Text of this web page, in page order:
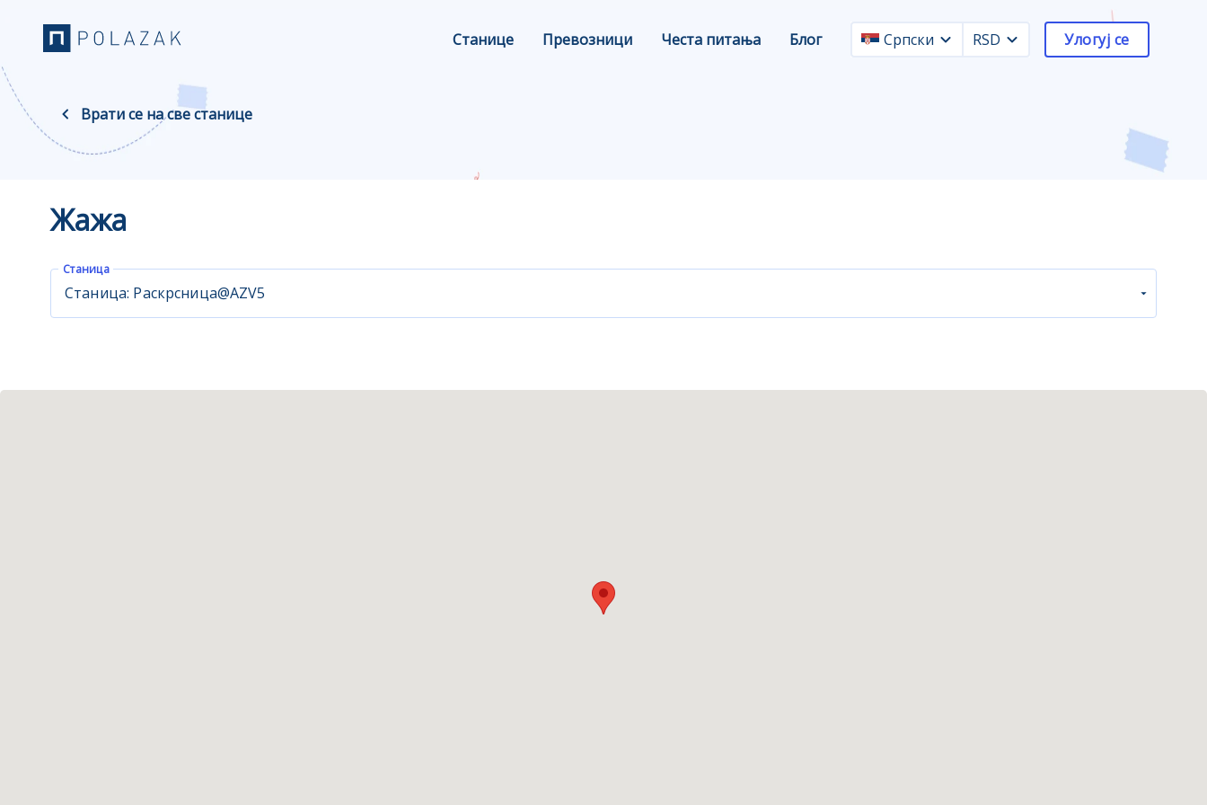
Станице Превозници Честа питања Блог Српски RSD Улогуј се
Врати се на све станице
Жажа
Станица
Станица: Раскрсница@AZV5